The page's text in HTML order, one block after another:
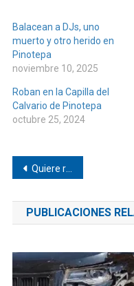
Balacean a DJs, uno
muerto y otro herido en
Pinotepa
noviembre 10, 2025
Roban en la Capilla del
Calvario de Pinotepa
octubre 25, 2024
Navegación
de
entradas
Quiere recuperar presidencia de Tacubaya
PUBLICACIONES